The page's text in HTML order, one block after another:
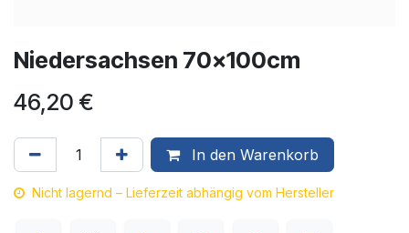
Niedersachsen 70x100cm
46,20 €
In den Warenkorb
Nicht lagernd – Lieferzeit abhängig vom Hersteller